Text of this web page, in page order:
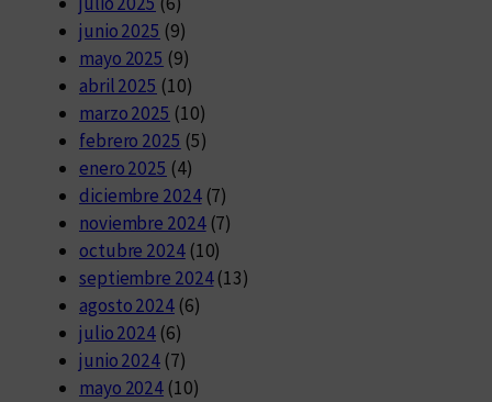
junio 2025 (9)
mayo 2025 (9)
abril 2025 (10)
marzo 2025 (10)
febrero 2025 (5)
enero 2025 (4)
diciembre 2024(7)
noviembre 2024(7)
octubre 2024(10)
septiembre 2024(13)
agosto 2024(6)
julio 2024 (6)
junio 2024 (7)
mayo 2024 (10)